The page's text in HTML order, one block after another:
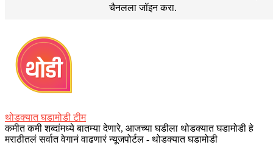
चैनलला जॉइन करा.
थोडक्यात घडामोडी टीम
कमीत कमी शब्दांमध्ये बातम्या देणारे, आजच्या घडीला थोडक्यात घडामोडी हे
मराठीतलं सर्वात वेगानं वाढणारं न्यूजपोर्टल - थोडक्यात घडामोडी